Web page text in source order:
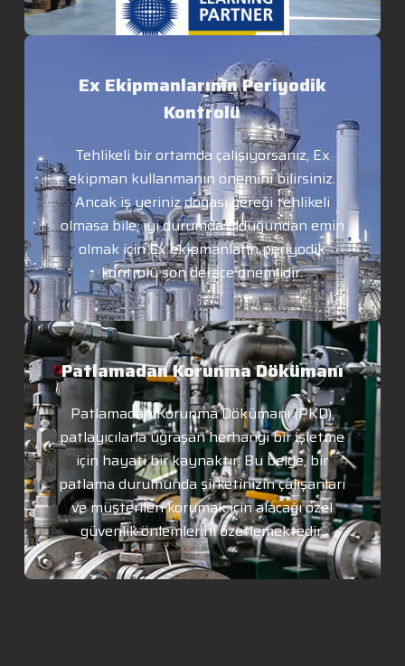
Ex Ekipmanlarının Periyodik
Kontrolü
Tehlikeli bir ortamda çalışıyorsanız, Ex
ekipman kullanmanın önemini bilirsiniz.
Ancak iş yeriniz doğası gereği tehlikeli
olmasa bile, iyi durumda olduğundan emin
olmak için Ex ekipmanların periyodik
kontrolü son derece önemlidir.
Patlamadan Korunma Dökümanı
Patlamadan Korunma Dökümanı (PKD),
patlayıcılarla uğraşan herhangi bir işletme
için hayati bir kaynaktır. Bu belge, bir
patlama durumunda şirketinizin çalışanları
ve müşterileri korumak için alacağı özel
güvenlik önlemlerini özetlemektedir.